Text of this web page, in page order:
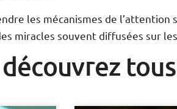
les mécanismes de l’attention
miracles souvent diffusées sur les